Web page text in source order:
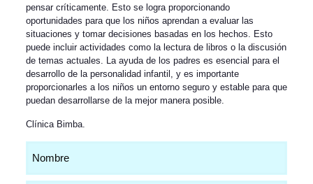
pensar críticamente. Esto se logra proporcionando
oportunidades para que los niños aprendan a evaluar las
situaciones y tomar decisiones basadas en los hechos. Esto
puede incluir actividades como la lectura de libros o la discusión
de temas actuales. La ayuda de los padres es esencial para el
desarrollo de la personalidad infantil, y es importante
proporcionarles a los niños un entorno seguro y estable para que
puedan desarrollarse de la mejor manera posible.
Clínica Bimba.
(Obligatorio)